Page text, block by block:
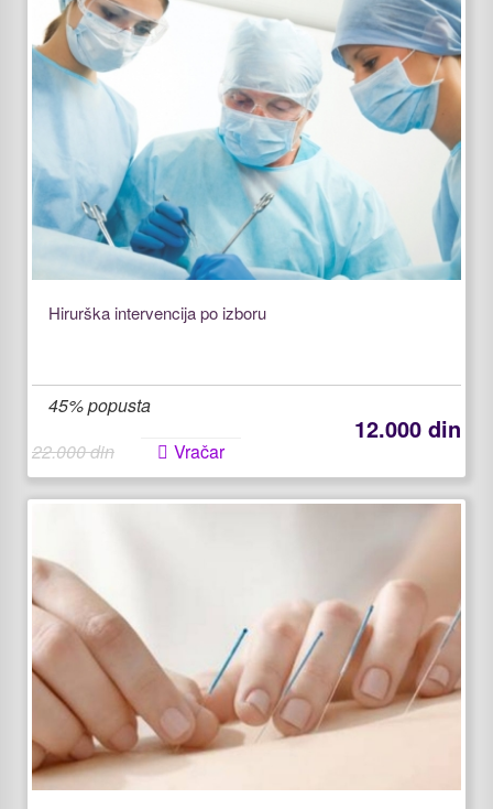
Hirurška intervencija po izboru
45% popusta
12.000 din
22.000 din Vračar